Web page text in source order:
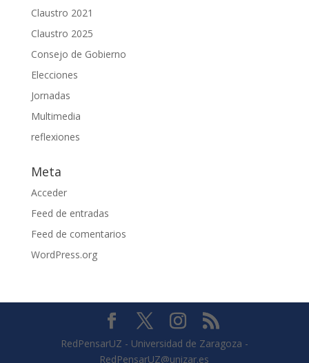
Claustro 2021
Claustro 2025
Consejo de Gobierno
Elecciones
Jornadas
Multimedia
reflexiones
Meta
Acceder
Feed de entradas
Feed de comentarios
WordPress.org
RedPensarUZ - Universidad de Zaragoza -
RedPensarUZ@unizar.es